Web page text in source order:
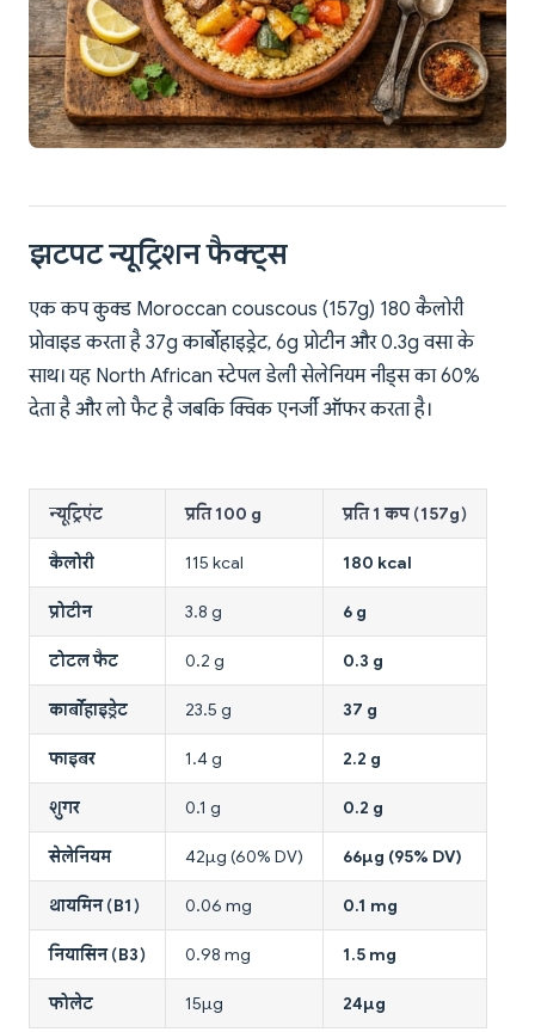
झटपट न्यूट्रिशन फैक्ट्स
एक कप कुक्ड Moroccan couscous (157g) 180 कैलोरी
प्रोवाइड करता है 37g कार्बोहाइड्रेट, 6g प्रोटीन और 0.3g वसा के
साथ। यह North African स्टेपल डेली सेलेनियम नीड्स का 60%
देता है और लो फैट है जबकि क्विक एनर्जी ऑफर करता है।
न्यूट्रिएंट प्रति 100 g प्रति 1 कप (157g)
कैलोरी 115 kcal 180 kcal
प्रोटीन 3.8 g 6 g
टोटल फैट 0.2 g 0.3 g
कार्बोहाइड्रेट 23.5 g 37 g
फाइबर 1.4 g 2.2 g
शुगर 0.1 g 0.2 g
सेलेनियम 42μg (60% DV) 66μg (95% DV)
थायमिन (B1) 0.06 mg 0.1 mg
नियासिन (B3) 0.98 mg 1.5 mg
फोलेट 15μg 24μg